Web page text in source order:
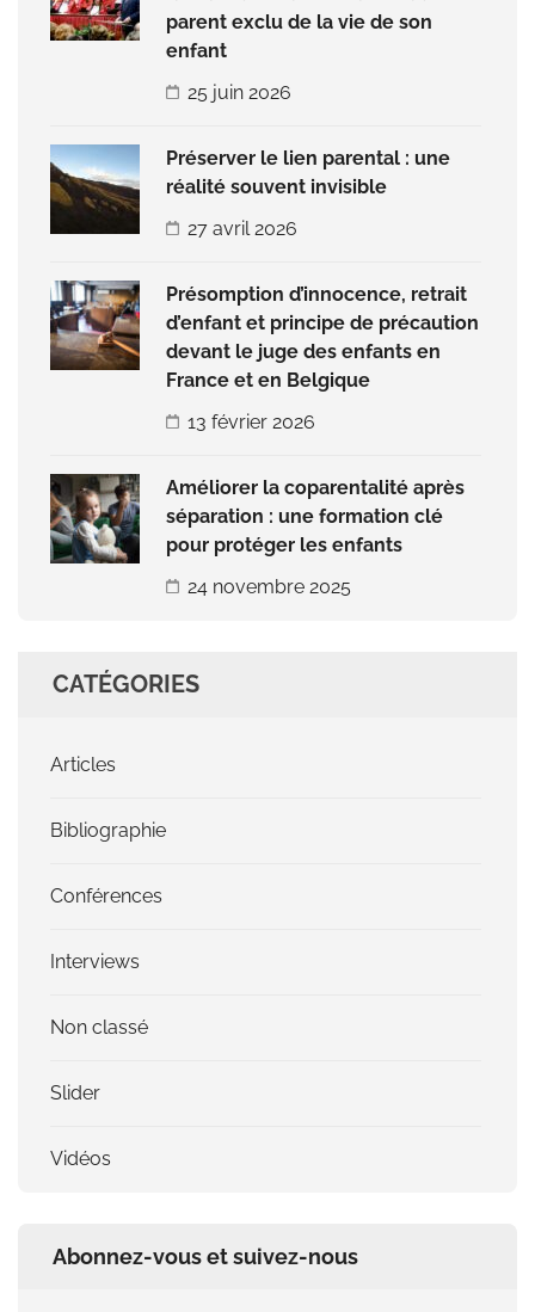
parent exclu de la vie de son
enfant
25 juin 2026
Préserver le lien parental : une
réalité souvent invisible
27 avril 2026
Présomption d’innocence, retrait
d’enfant et principe de précaution
devant le juge des enfants en
France et en Belgique
13 février 2026
Améliorer la coparentalité après
séparation : une formation clé
pour protéger les enfants
24 novembre 2025
CATÉGORIES
Articles
Bibliographie
Conférences
Interviews
Non classé
Slider
Vidéos
Abonnez-vous et suivez-nous